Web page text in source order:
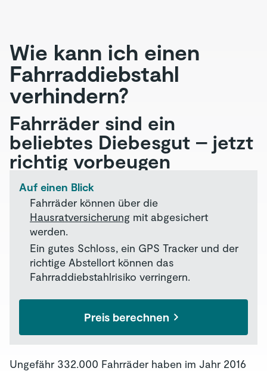
Wie kann ich einen
Fahrraddiebstahl
verhindern?
Fahrräder sind ein
beliebtes Diebesgut – jetzt
richtig vorbeugen
Auf einen Blick
Fahrräder können über die
Hausratversicherung mit abgesichert
werden.
Ein gutes Schloss, ein GPS Tracker und der
richtige Abstellort können das
Fahrraddiebstahlrisiko verringern.
Preis berechnen
Ungefähr 332.000 Fahrräder haben im Jahr 2016